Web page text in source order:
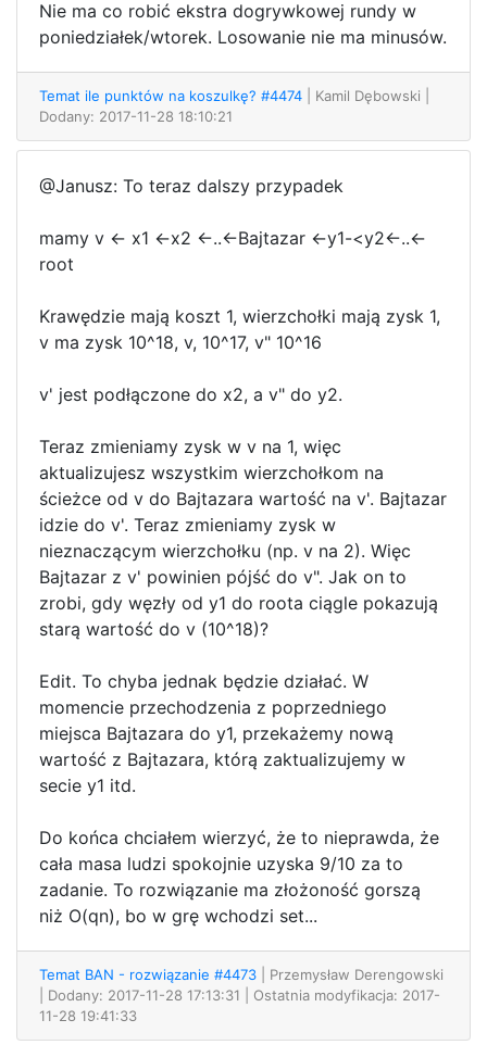
Nie ma co robić ekstra dogrywkowej rundy w
poniedziałek/wtorek. Losowanie nie ma minusów.
Temat ile punktów na koszulkę? #4474 | Kamil Dębowski
Dodany: 2017-11-28 18:10:21
@Janusz: To teraz dalszy przypadek
mamy v <- x1 <-x2 <-..<-Bajtazar <-y1-<y2<-..<-
root
Krawędzie mają koszt 1, wierzchołki mają zysk 1,
v ma zysk 10^18, v, 10^17, v" 10^16
v' jest podłączone do x2, a v" do y2.
Teraz zmieniamy zysk w v na 1, więc
aktualizujesz wszystkim wierzchołkom na
ścieżce od v do Bajtazara wartość na v'. Bajtazar
idzie do v'. Teraz zmieniamy zysk w
nieznaczącym wierzchołku (np. v na 2). Więc
Bajtazar z v' powinien pójść do v". Jak on to
zrobi, gdy węzły od y1 do roota ciągle pokazują
starą wartość do v (10^18)?
Edit. To chyba jednak będzie działać. W
momencie przechodzenia z poprzedniego
miejsca Bajtazara do y1, przekażemy nową
wartość z Bajtazara, którą zaktualizujemy w
secie y1 itd.
Do końca chciałem wierzyć, że to nieprawda, że
cała masa ludzi spokojnie uzyska 9/10 za to
zadanie. To rozwiązanie ma złożoność gorszą
niż O(qn), bo w grę wchodzi set...
Temat BAN - rozwiązanie #4473
| Przemysław Derengowski
| Dodany: 2017-11-28 17:13:31 | Ostatnia modyfikacja: 2017-
11-28 19:41:33